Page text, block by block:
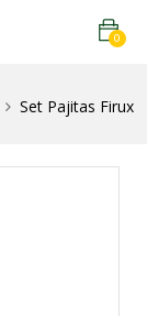
0
Set Pajitas Firux